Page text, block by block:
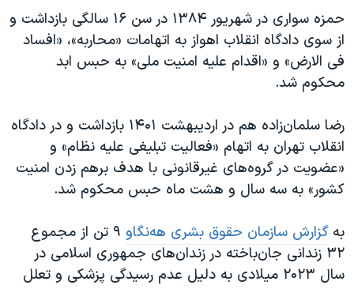
حمزه سواری در شهریور ۱۳۸۴ در سن ۱۶ سالگی بازداشت و
از سوی دادگاه انقلاب اهواز به اتهامات «محاربه»، «افساد
فی الارض» و «اقدام علیه امنیت ملی» به حبس ابد
محکوم شد.
رضا سلمان‌زاده هم در اردیبهشت ۱۴۰۱ بازداشت و در دادگاه
انقلاب تهران به اتهام «فعالیت تبلیغی علیه نظام» و
«عضویت در گروه‌های غیرقانونی با هدف برهم زدن امنیت
کشور» به سه سال و هشت ماه حبس محکوم شد.
به گزارش سازمان حقوق بشری هه‌نگاو
۹ تن از مجموع
۳۲ زندانی جان‌باخته در زندان‌های جمهوری اسلامی در
سال ۲۰۲۳ میلادی به دلیل عدم رسیدگی پزشکی و تعلل